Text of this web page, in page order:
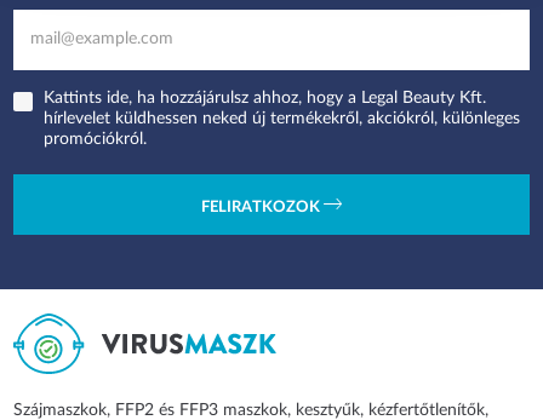
Kattints ide, ha hozzájárulsz ahhoz, hogy a Legal Beauty Kft.
hírlevelet küldhessen neked új termékekről, akciókról, különleges
promóciókról.
FELIRATKOZOK
Szájmaszkok, FFP2 és FFP3 maszkok, kesztyűk, kézfertőtlenítők,